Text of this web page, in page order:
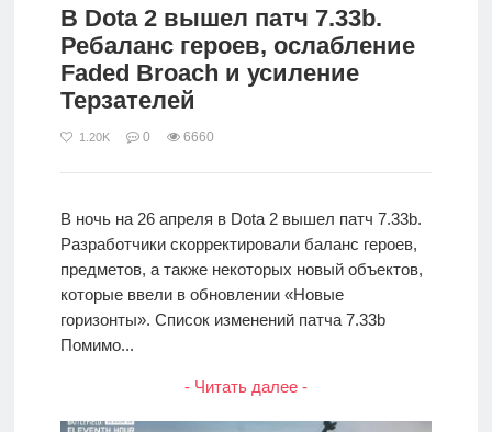
В Dota 2 вышел патч 7.33b.
Ребаланс героев, ослабление
Faded Broach и усиление
Терзателей
1.20K 0 6660
В ночь на 26 апреля в Dota 2 вышел патч 7.33b.
Разработчики скорректировали баланс героев,
предметов, а также некоторых новый объектов,
которые ввели в обновлении «Новые
горизонты». Список изменений патча 7.33b
Помимо...
- Читать далее -